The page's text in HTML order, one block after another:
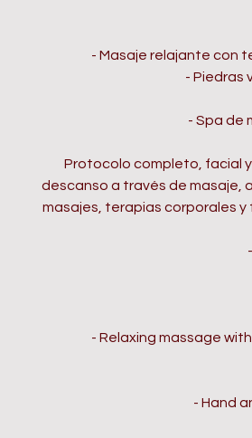
- Masaje relajante con
- Piedras
- Spa de
Protocolo completo, facial
descanso a través de masaje,
masajes, terapias corporales y
- Relaxing massage
- Hand